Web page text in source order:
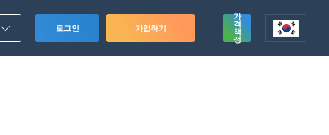
로그인 가입하기
가
격
책
정